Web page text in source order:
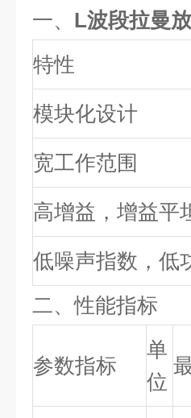
一、 L波段拉曼
特性
模块化设计
宽工作范围
高增益，增益平
低噪声指数，低
二、性能指标
参数指标
单
位